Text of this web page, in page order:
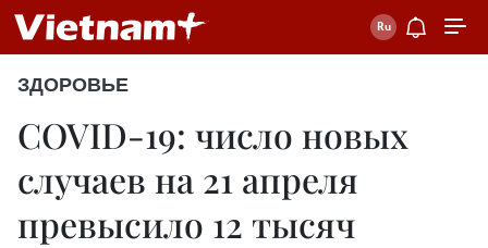
ЗДОРОВЬЕ
COVID-19: число новых
случаев на 21 апреля
превысило 12 тысяч